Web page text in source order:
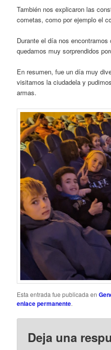
También nos explicaron las
cometas, como por ejemplo el
Durante el día nos
quedamos muy sorprendidos
En resumen, fue un día muy
visitamos la ciudadela y
armas.
Esta entrada fue publicada en
enlace permanente.
Deja una